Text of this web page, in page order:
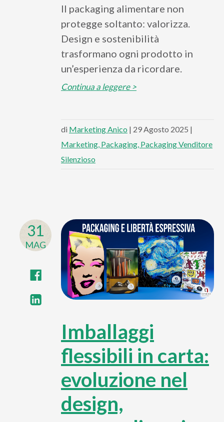
Il packaging alimentare non
protegge soltanto: valorizza.
Design e sostenibilità
trasformano ogni prodotto in
un’esperienza da ricordare.
Continua a leggere >
di Marketing Anico | 29 Agosto 2025 |
Marketing Packaging Packaging Venditore
Silenzioso
31
MAG
Imballaggi
flessibili in carta:
evoluzione nel
design,